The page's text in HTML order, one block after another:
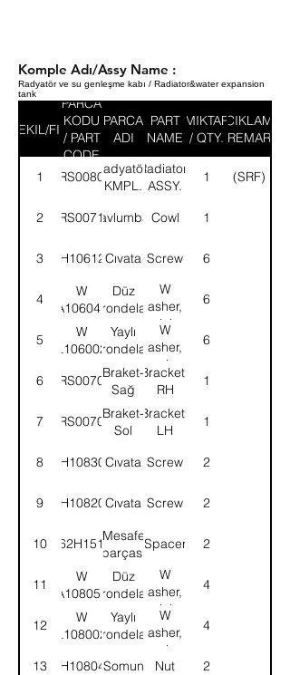
Komple Adı/Assy Name :
Radyatör ve su genleşme kabı / Radiator&water expansion
tank
SEKIL/FIG
PARCA
KODU
/ PART
CODE
PARCA
ADI
PART
NAME
MIKTAR
/ QTY.
ACIKLAMA
/ REMARK
1 52RS008097
Radyatör-
KMPL.
Radiator-
ASSY.
1 (SRF)
2 52RS007155DavlumbazCowl 1
3 SH106121Cıvata Screw 6
4
W
A106041
Düz
rondela
W
asher,
plain
6
5
W
L106002
Yaylı
rondela
W
asher,
spring
6
6 52RS007080
Braket-
Sağ
Bracket-
RH
1
7 52RS007079
Braket-
Sol
Bracket-
LH
1
8 SH108301Cıvata Screw 2
9 SH108201Cıvata Screw 2
10 62H151
Mesafe
parçası
Spacer 2
11
W
A108051
Düz
rondela
W
asher,
plain
4
12
W
L108002
Yaylı
rondela
W
asher,
spring
4
13 NH108041Somun Nut 2